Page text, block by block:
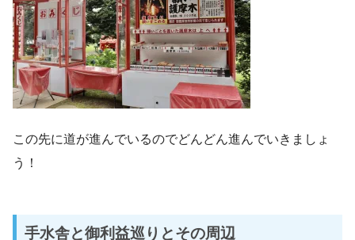
この先に道が進んでいるのでどんどん進んでいきましょ
う！
手水舎と御利益巡りとその周辺